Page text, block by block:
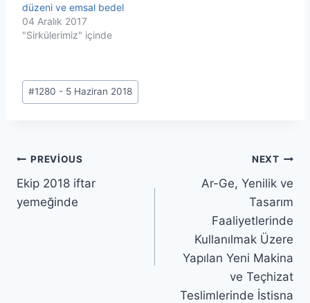
düzeni ve emsal bedel
04 Aralık 2017
"Sirkülerimiz" içinde
Post
Tags:
#1280 - 5 Haziran 2018
Yazı
gezinmesi
PREVIOUS
Ekip 2018 iftar
yemeğinde
NEXT
Ar-Ge, Yenilik ve
Tasarım
Faaliyetlerinde
Kullanılmak Üzere
Yapılan Yeni Makina
ve Teçhizat
Teslimlerinde İstisna